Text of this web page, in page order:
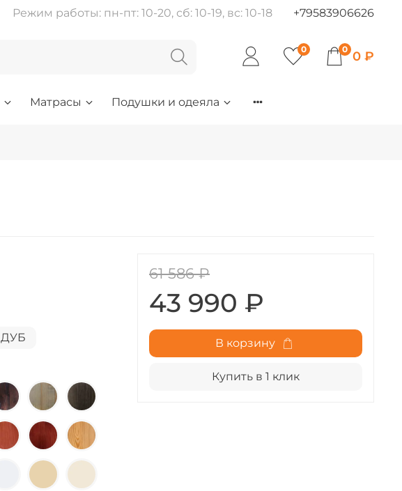
Режим работы: пн-пт: 10-20, сб: 10-19, вс: 10-18 +79583906626
0 0 0 ₽
Матрасы Подушки и одеяла
ДУБ
61 586 ₽
43 990 ₽
В корзину
Купить в 1 клик